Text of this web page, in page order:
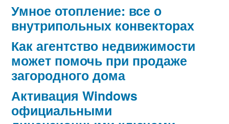
Умное отопление: все о
внутрипольных конвекторах
Как агентство недвижимости
может помочь при продаже
загородного дома
Активация Windows
официальными